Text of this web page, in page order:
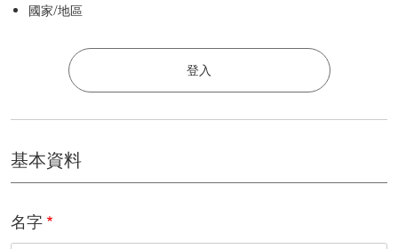
國家/地區
登入
基本資料
名字